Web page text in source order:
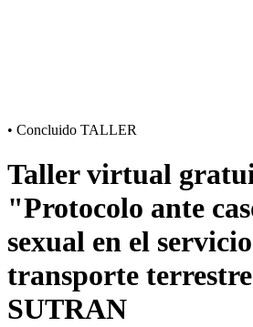
• Concluido TALLER
Taller virtual
"Protocolo ante
sexual en el
transporte
SUTRAN